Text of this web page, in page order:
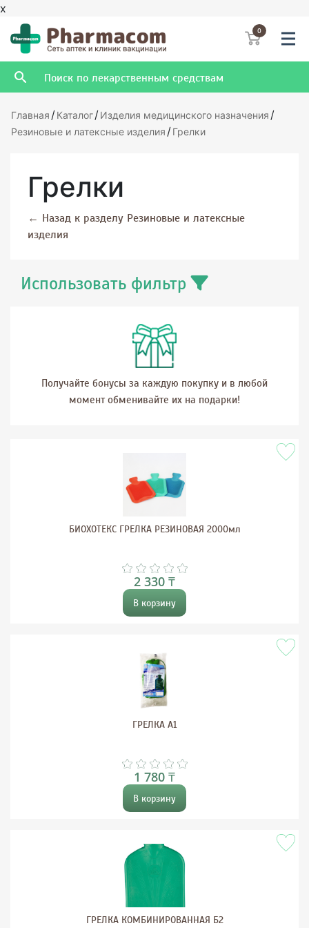
x
0
Главная /Каталог/Изделия медицинского назначения /
Резиновые и латексные изделия /Грелки
Грелки
← Назад к разделу Резиновые и латексные
изделия
Использовать фильтр
Получайте бонусы за каждую покупку и в любой
момент обменивайте их на подарки!
БИОХОТЕКС ГРЕЛКА РЕЗИНОВАЯ 2000мл
2 330 ₸
В корзину
ГРЕЛКА А1
1 780 ₸
В корзину
ГРЕЛКА КОМБИНИРОВАННАЯ Б2